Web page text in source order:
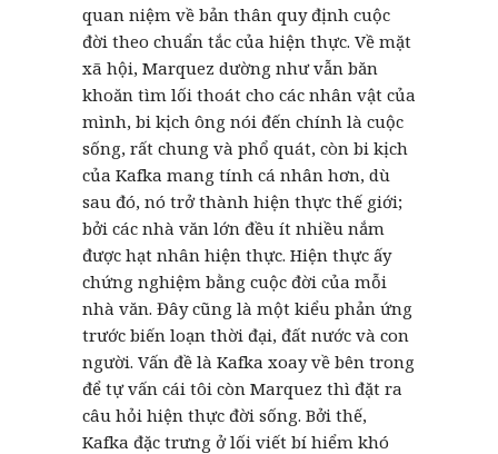
quan niệm về bản thân quy định cuộc
đời theo chuẩn tắc của hiện thực. Về mặt
xã hội, Marquez dường như vẫn băn
khoăn tìm lối thoát cho các nhân vật của
mình, bi kịch ông nói đến chính là cuộc
sống, rất chung và phổ quát, còn bi kịch
của Kafka mang tính cá nhân hơn, dù
sau đó, nó trở thành hiện thực thế giới;
bởi các nhà văn lớn đều ít nhiều nắm
được hạt nhân hiện thực. Hiện thực ấy
chứng nghiệm bằng cuộc đời của mỗi
nhà văn. Đây cũng là một kiểu phản ứng
trước biến loạn thời đại, đất nước và con
người. Vấn đề là Kafka xoay về bên trong
để tự vấn cái tôi còn Marquez thì đặt ra
câu hỏi hiện thực đời sống. Bởi thế,
Kafka đặc trưng ở lối viết bí hiểm khó